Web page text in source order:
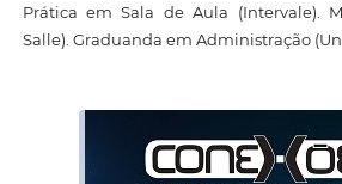
Prática em Sala de Aula (Intervale).
Salle). Graduanda em Administração